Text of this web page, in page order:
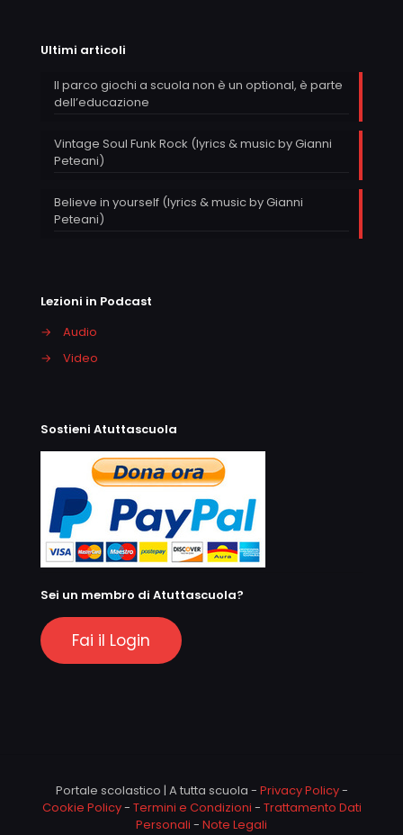
Ultimi articoli
Il parco giochi a scuola non è un optional, è parte
dell’educazione
Vintage Soul Funk Rock (lyrics & music by Gianni
Peteani)
Believe in yourself (lyrics & music by Gianni
Peteani)
Lezioni in Podcast
→
Audio
→
Video
Sostieni Atuttascuola
Sei un membro di Atuttascuola?
Fai il Login
Portale scolastico | A tutta scuola - Privacy Policy-
Cookie Policy- Termini e Condizioni - Trattamento Dati
Personali - Note Legali